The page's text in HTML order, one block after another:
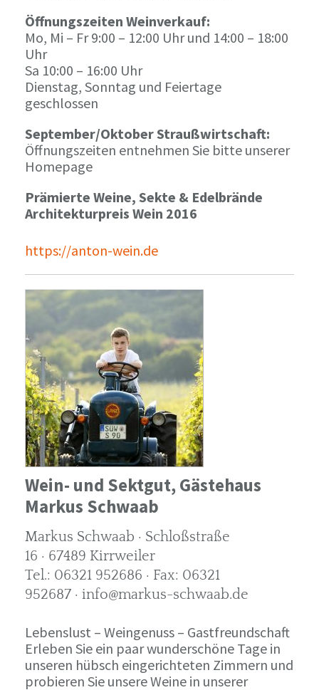
Öffnungszeiten Weinverkauf:
Mo, Mi – Fr 9:00 – 12:00 Uhr und 14:00 – 18:00
Uhr
Sa 10:00 – 16:00 Uhr
Dienstag, Sonntag und Feiertage
geschlossen
September/Oktober Straußwirtschaft:
Öffnungszeiten entnehmen Sie bitte unserer
Homepage
Prämierte Weine, Sekte & Edelbrände
Architekturpreis Wein 2016
https://anton-wein.de
Wein- und Sektgut, Gästehaus
Markus Schwaab
Markus Schwaab · Schloßstraße
16 · 67489 Kirrweiler
Tel.: 06321 952686 · Fax: 06321
952687 · info@markus-schwaab.de
Lebenslust – Weingenuss – Gastfreundschaft
Erleben Sie ein paar wunderschöne Tage in
unseren hübsch eingerichteten Zimmern und
probieren Sie unsere Weine in unserer